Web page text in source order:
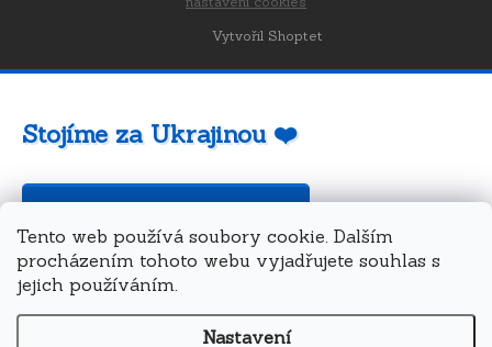
Tento web používá soubory cookie. Dalším
procházením tohoto webu vyjadřujete souhlas s
jejich používáním.
Nastavení
Vytvořil Shoptet
Stojíme za Ukrajinou ❤️